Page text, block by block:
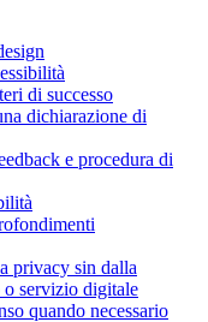
di successo
dichiarazione di
e procedura di
privacy sin dalla
servizio digitale
quando necessario